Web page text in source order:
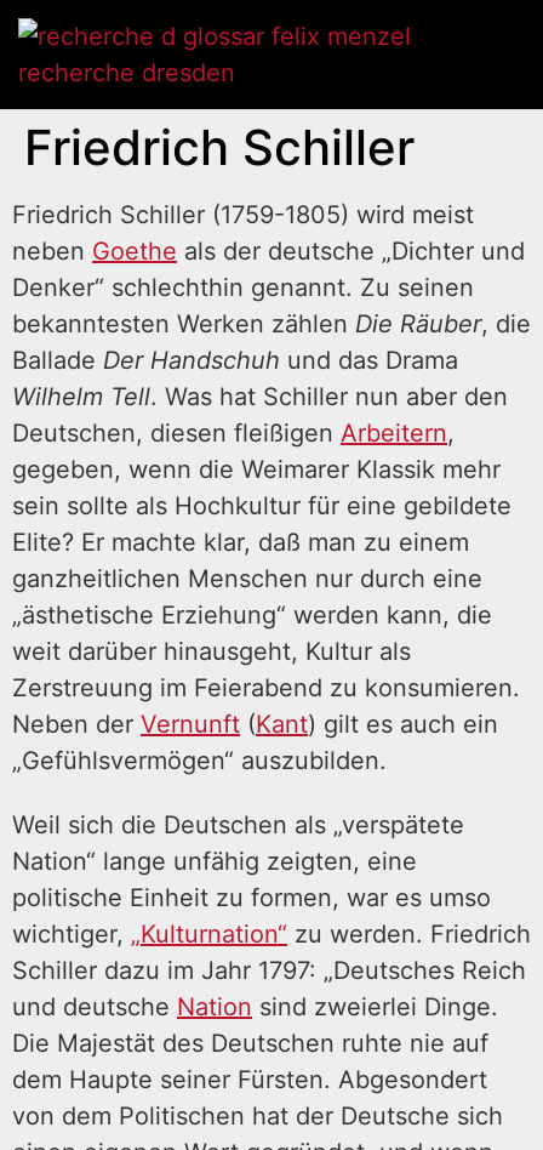
Friedrich Schiller
Friedrich Schiller (1759-1805) wird meist
neben Goethe als der deutsche „Dichter und
Denker“ schlechthin genannt. Zu seinen
bekanntesten Werken zählen Die Räuber, die
Ballade Der Handschuh und das Drama
Wilhelm Tell. Was hat Schiller nun aber den
Deutschen, diesen fleißigen Arbeitern,
gegeben, wenn die Weimarer Klassik mehr
sein sollte als Hochkultur für eine gebildete
Elite? Er machte klar, daß man zu einem
ganzheitlichen Menschen nur durch eine
„ästhetische Erziehung“ werden kann, die
weit darüber hinausgeht, Kultur als
Zerstreuung im Feierabend zu konsumieren.
Neben der Vernunft (Kant) gilt es auch ein
„Gefühlsvermögen“ auszubilden.
Weil sich die Deutschen als „verspätete
Nation“ lange unfähig zeigten, eine
politische Einheit zu formen, war es umso
wichtiger, „Kulturnation“ zu werden. Friedrich
Schiller dazu im Jahr 1797: „Deutsches Reich
und deutsche Nation sind zweierlei Dinge.
Die Majestät des Deutschen ruhte nie auf
dem Haupte seiner Fürsten. Abgesondert
von dem Politischen hat der Deutsche sich